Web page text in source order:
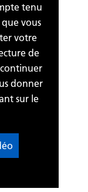
tenu
vous
votre
de
donner
sur le